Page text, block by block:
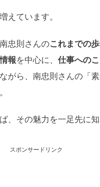
えています。
忠則さんのこれまでの
報を中心に、 仕事への
がら、南忠則さんの「
、その魅力を一足先に
スポンサードリンク